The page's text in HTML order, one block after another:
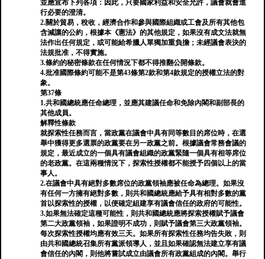
並應宣布下列各項：因此，只要國家利益和安全允許，議會就會進
行必要的澄清。
2.關於貿易，稅收，經濟合作和參與國際組織或工會及所有其他包
含減讓的公約，根據本《憲法》的其他規定，如果沒有成文法就無
法作出任何規定，或可能給希臘人單獨加重負擔；未經議會表決的
法規批准，不得實施。
3.條約的秘密條款在任何情況下都不得推翻公開條款。
4.批准國際條約可能不是第43條第2款和第4款規定的授權立法的對
象。
第37條
1.共和國總統應任命總理，並應其建議任命和免除內閣和副部長的
其他成員。
解釋性條款
就探索性任務而言，當政黨在議會中具有同等數目的席位時，在選
舉中獲得更多選票的政黨要在另一政黨之前。根據議會常務會議的
規定，最近成立的一個具有議會組織的政黨緊隨一個具有相等席位
的老政黨。在這兩種情況下，探索性授權都不能授予四個以上的當
事人。
2.在議會中具有絕對多數席位的政黨領袖應被任命為總理。如果沒
有任何一方擁有絕對多數，則共和國總統應給予具有相對多數的黨
首以探索性的授權，以便確定組建享有議會信任的政府的可能性。
3.如果無法確定這種可能性，則共和國總統應將探索授權賦予議會
第二大政黨領袖，如果證明不成功，則賦予議會第三大政黨領袖。
每次探索性授權均應有效三天。如果所有探索性任務均告失敗，則
由共和國總統召集所有黨派領導人，並且如果確認無法建立享有議
會信任的內閣，則他將嘗試成立由議會所有政黨組成的內閣。舉行